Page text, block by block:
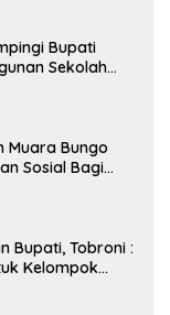
Bupati
Sekolah
Muara Bungo
Sosial Bagi
Bupati, Tobroni :
Kelompok